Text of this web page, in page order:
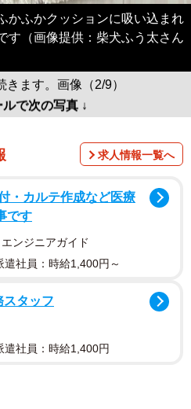
かふかクッションに吸い込まれ
す（画像提供：柴犬ふう太さん
きます。画像（2/9）
ルで次の写真 ↓
求人情報一覧へ
・カルテ作成など医療
です
ンジニアガイド
遣社員：時給1,400円～
スタッフ
遣社員：時給1,400円